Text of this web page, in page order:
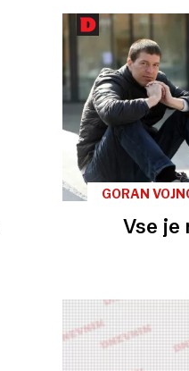
GORAN
Vse je